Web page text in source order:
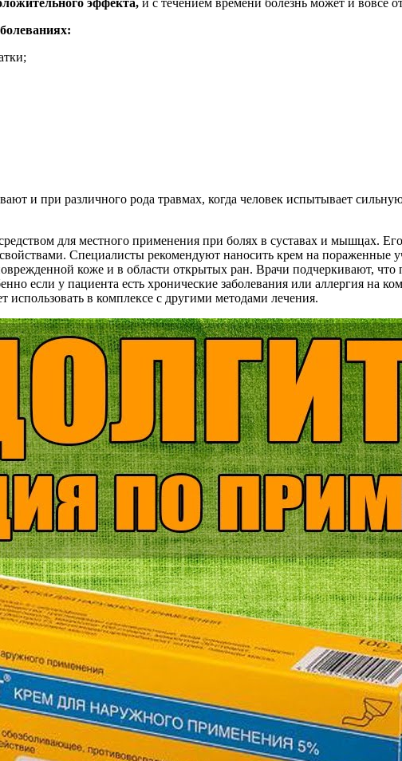
и при различного рода травмах, когда человек испытывает
для местного применения при болях в суставах и мышцах.
Специалисты рекомендуют наносить крем на пораженные
коже и в области открытых ран. Врачи подчеркивают, что
если у пациента есть хронические заболевания или аллергия на
использовать в комплексе с другими методами лечения.